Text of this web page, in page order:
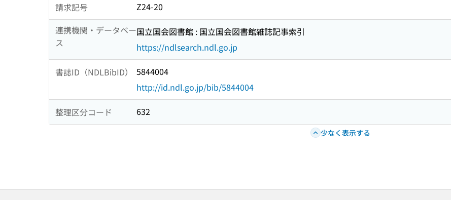
請求記号
Z24-20
連携機関・データベー
ス
国立国会図書館 : 国立国会図書館雑誌記事索引
https://ndlsearch.ndl.go.jp
書誌ID（NDLBibID）
5844004
http://id.ndl.go.jp/bib/5844004
整理区分コード 632
少なく表示する